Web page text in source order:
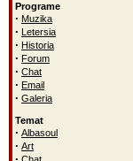
Programe
· Muzika
· Letersia
· Historia
· Forum
· Chat
· Email
· Galeria
Temat
· Albasoul
· Art